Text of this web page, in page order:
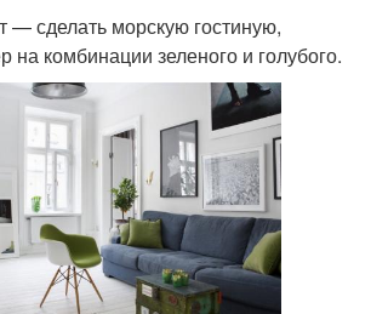
— сделать морскую гостиную,
на комбинации зеленого и голубого.